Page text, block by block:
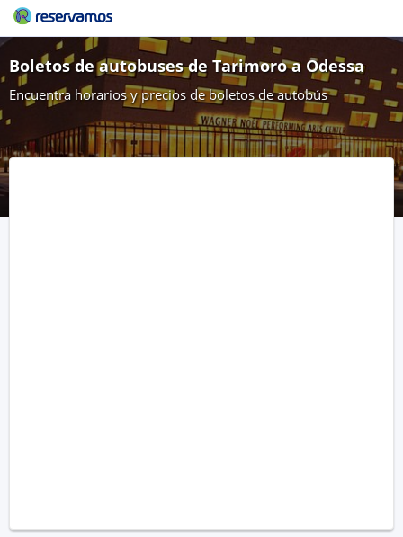
Boletos de autobuses de Tarimoro a Odessa
Encuentra horarios y precios de boletos de autobús